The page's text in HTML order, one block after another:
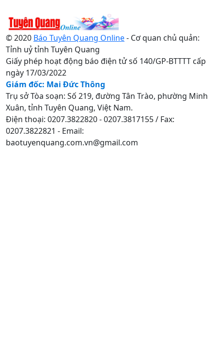
© 2020 Báo Tuyên Quang Online- Cơ quan chủ quản:
Tỉnh uỷ tỉnh Tuyên Quang
Giấy phép hoạt động báo điện tử số 140/GP-BTTTT cấp
ngày 17/03/2022
Giám đốc: Mai Đức Thông
Trụ sở Tòa soạn: Số 219, đường Tân Trào, phường Minh
Xuân, tỉnh Tuyên Quang, Việt Nam.
Điện thoại: 0207.3822820 - 0207.3817155 / Fax:
0207.3822821 - Email:
baotuyenquang.com.vn@gmail.com